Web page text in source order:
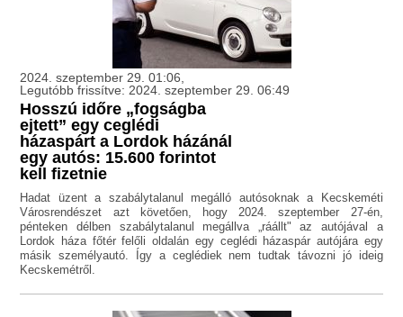
2024. szeptember 29. 01:06,
Legutóbb frissítve: 2024. szeptember 29. 06:49
Hosszú időre „fogságba
ejtett” egy ceglédi
házaspárt a Lordok házánál
egy autós: 15.600 forintot
kell fizetnie
Hadat üzent a szabálytalanul megálló autósoknak a Kecskeméti
Városrendészet azt követően, hogy 2024. szeptember 27-én,
pénteken délben szabálytalanul megállva „ráállt" az autójával a
Lordok háza főtér felőli oldalán egy ceglédi házaspár autójára egy
másik személyautó. Így a ceglédiek nem tudtak távozni jó ideig
Kecskemétről.